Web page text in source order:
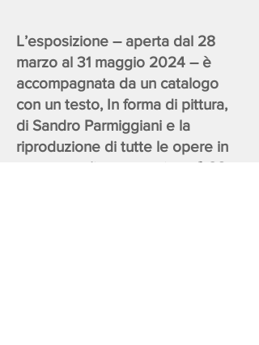
L’esposizione – aperta dal 28
marzo al 31 maggio 2024 – è
accompagnata da un catalogo
con un testo, In forma di pittura,
di Sandro Parmiggiani e la
riproduzione di tutte le opere in
mostra, e s’inaugura giovedì 28